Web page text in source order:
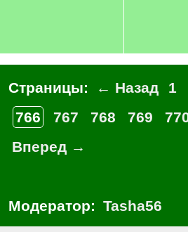
Страницы: ← Назад 1
766
767 768 769
Вперед →
Модератор: Tasha56